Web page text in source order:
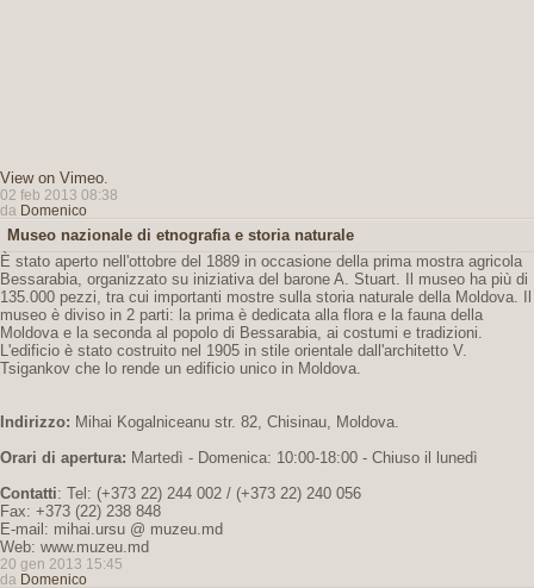
View on Vimeo.
02 feb 2013 08:38
da Domenico
Museo nazionale di etnografia e storia naturale
È stato aperto nell'ottobre del 1889 in occasione della prima mostra agricola
Bessarabia, organizzato su iniziativa del barone A. Stuart. Il museo ha più di
135.000 pezzi, tra cui importanti mostre sulla storia naturale della Moldova. Il
museo è diviso in 2 parti: la prima è dedicata alla flora e la fauna della
Moldova e la seconda al popolo di Bessarabia, ai costumi e tradizioni.
L'edificio è stato costruito nel 1905 in stile orientale dall'architetto V.
Tsigankov che lo rende un edificio unico in Moldova.
Indirizzo: Mihai Kogalniceanu str. 82, Chisinau, Moldova.
Orari di apertura: Martedì - Domenica: 10:00-18:00 - Chiuso il lunedì
Contatti: Tel: (+373 22) 244 002 / (+373 22) 240 056
Fax: +373 (22) 238 848
E-mail: mihai.ursu @ muzeu.md
Web: www.muzeu.md
20 gen 2013 15:45
da Domenico